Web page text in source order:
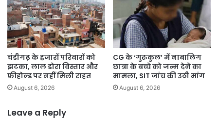
चंडीगढ़ के हजारों परिवारों को
झटका, लाल डोरा विस्तार और
फ्रीहोल्ड पर नहीं मिली राहत
August 6, 2026
CG के ‘गुरुकुल’ में नाबालिग
छात्रा के बच्चे को जन्म देने का
मामला, SIT जांच की उठी मांग
August 6, 2026
Leave a Reply